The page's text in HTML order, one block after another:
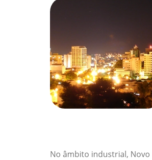
No âmbito industrial,